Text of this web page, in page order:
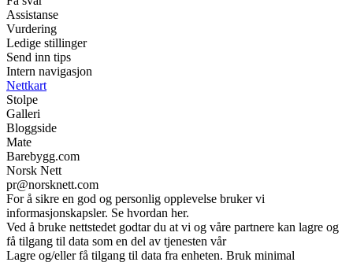
Assistanse
Vurdering
Ledige stillinger
Send inn tips
Intern navigasjon
Nettkart
Stolpe
Galleri
Bloggside
Mate
Barebygg.com
Norsk Nett
pr@norsknett.com
For å sikre en god og personlig opplevelse bruker vi
informasjonskapsler. Se hvordan her.
Ved å bruke nettstedet godtar du at vi og våre partnere kan lagre og
få tilgang til data som en del av tjenesten vår
Lagre og/eller få tilgang til data fra enheten. Bruk minimal